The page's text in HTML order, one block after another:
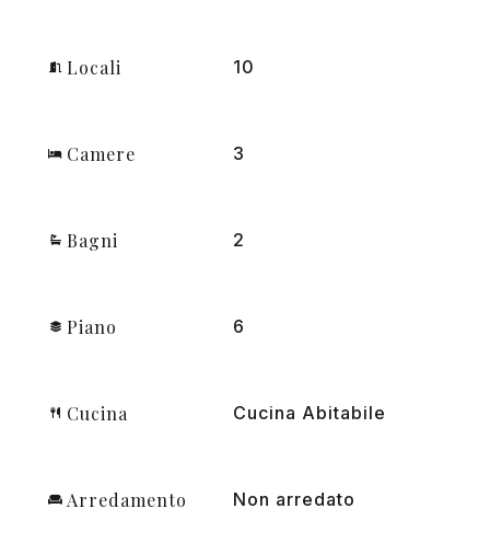
Locali 10
Camere 3
Bagni 2
Piano 6
Cucina Cucina Abitabile
Arredamento Non arredato